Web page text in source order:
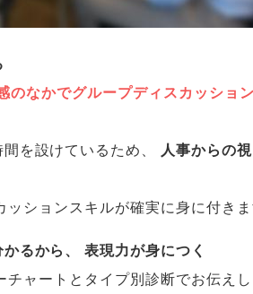
のなかでグループディスカッショ
を設けているため、
人事からの
ッションスキルが確実に身に付き
るから、
表現力が身につく
チャートとタイプ別診断でお伝え